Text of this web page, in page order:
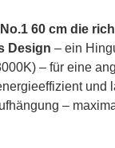
60 cm die
Design – ein
– für eine
und
–